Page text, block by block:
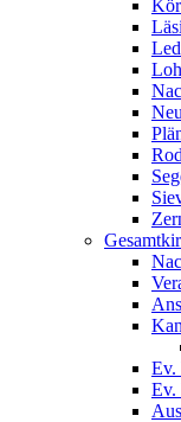
Ev.
Ev.